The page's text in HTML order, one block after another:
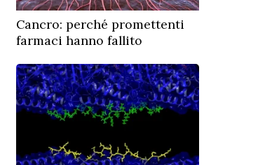
Cancro: perché promettenti
farmaci hanno fallito